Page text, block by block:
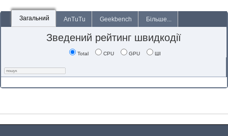
Загальний AnTuTu Geekbench Більше...
Зведений рейтинг швидкодії
Total CPU GPU ШІ